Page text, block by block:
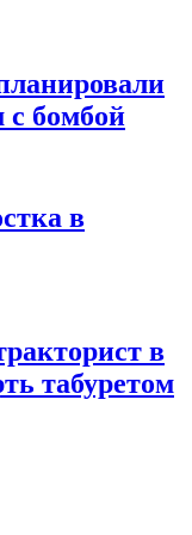
с бомбой
в
в
табуретом